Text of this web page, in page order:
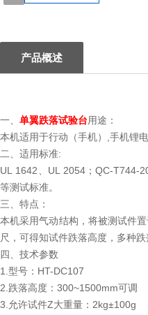
产品概述
一、 单翼跌落试验台用途：
本机适用于行动（手机）,手机锂
二、适用标准:
UL 1642、UL 2054；QC-T744-
等测试标准。
三、特点：
本机采用气动结构，将被测试件
尺，可得知试件跌落高度，多种
四、技术参数
1.型号：HT-DC107
2.跌落高度：300~1500mm可调
3.允许试件Z大重量：2kg±100g